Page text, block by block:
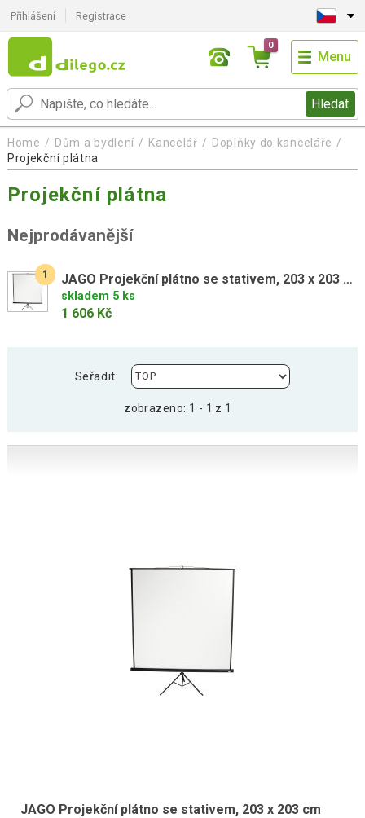
Přihlášení Registrace
Hledat
0
Menu
Home Dům a bydlení Kancelář
Doplňky do kanceláře
Projekční plátna
Projekční plátna
Nejprodávanější
1 JAGO Projekční plátno se stativem, 203 x 203 cm
skladem 5 ks
1 606 Kč
Seřadit:
zobrazeno: 1 - 1 z 1
JAGO Projekční plátno se stativem, 203 x 203 cm